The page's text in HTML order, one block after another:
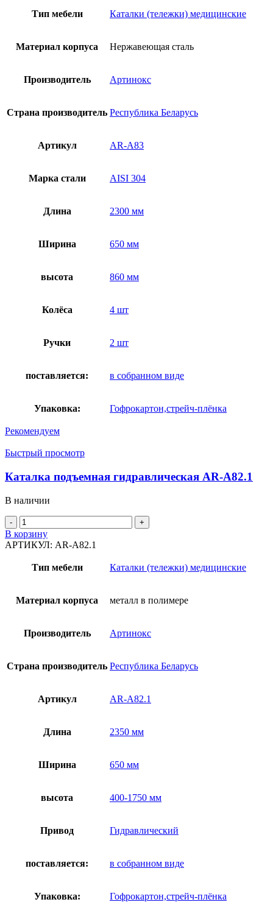
A83Тип мебели Каталки (тележки) медицинские
Материал корпуса Нержавеющая сталь
Производитель Артинокс
Страна производитель Республика Беларусь
Артикул AR-A83
Марка стали AISI 304
Длина 2300 мм
Ширина 650 мм
высота 860 мм
Колёса 4 шт
Ручки 2 шт
поставляется: в собранном виде
Упаковка: Гофрокартон,стрейч-плёнка
Рекомендуем
Быстрый просмотр
Каталка подъемная гидравлическая AR-A82.1
В наличии
Количество
товара
Каталка
гидравлическая
В корзину
АРТИКУЛ: AR-A82.1
Тип мебели Каталки (тележки) медицинские
Материал корпуса металл в полимере
Производитель Артинокс
Страна производитель Республика Беларусь
Артикул AR-A82.1
Длина 2350 мм
Ширина 650 мм
высота 400-1750 мм
Привод Гидравлический
поставляется: в собранном виде
Упаковка: Гофрокартон,стрейч-плёнка